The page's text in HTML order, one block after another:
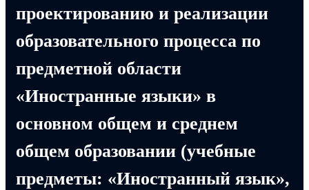
проектированию и реализации
образовательного процесса по
предметной области
«Иностранные языки» в
основном общем и среднем
общем образовании (учебные
предметы: «Иностранный язык»,